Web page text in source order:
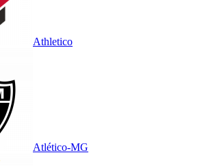
Athletico
Atlético-MG